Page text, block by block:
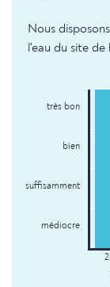
Nous
l'eau du site
très bon
bien
suffisamment
médiocre